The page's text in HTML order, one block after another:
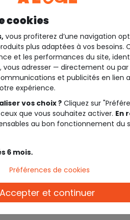
produits de la
cookies
vous profiterez d’une navigation
plus adaptées à vos besoins.
et les performances du site,
adresser — directement ou par
et publicités en lien
expérience.
vos choix ? Cliquez sur
que vous souhaitez activer. En
au bon fonctionnement du
6 mois.
Préférences de cookies
Accepter et continuer